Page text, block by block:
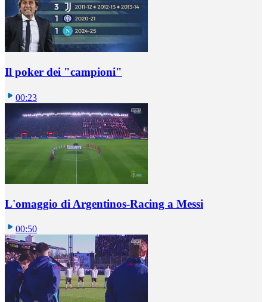
Il poker dei "campioni"
00:23
L'omaggio di Argentinos-Racing a Messi
00:50